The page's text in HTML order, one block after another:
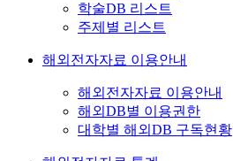
학술DB 리스트
주제별 리스트
해외전자자료 이용안내
해외전자자료 이용안내
해외DB별 이용권한
대학별 해외DB 구독현황